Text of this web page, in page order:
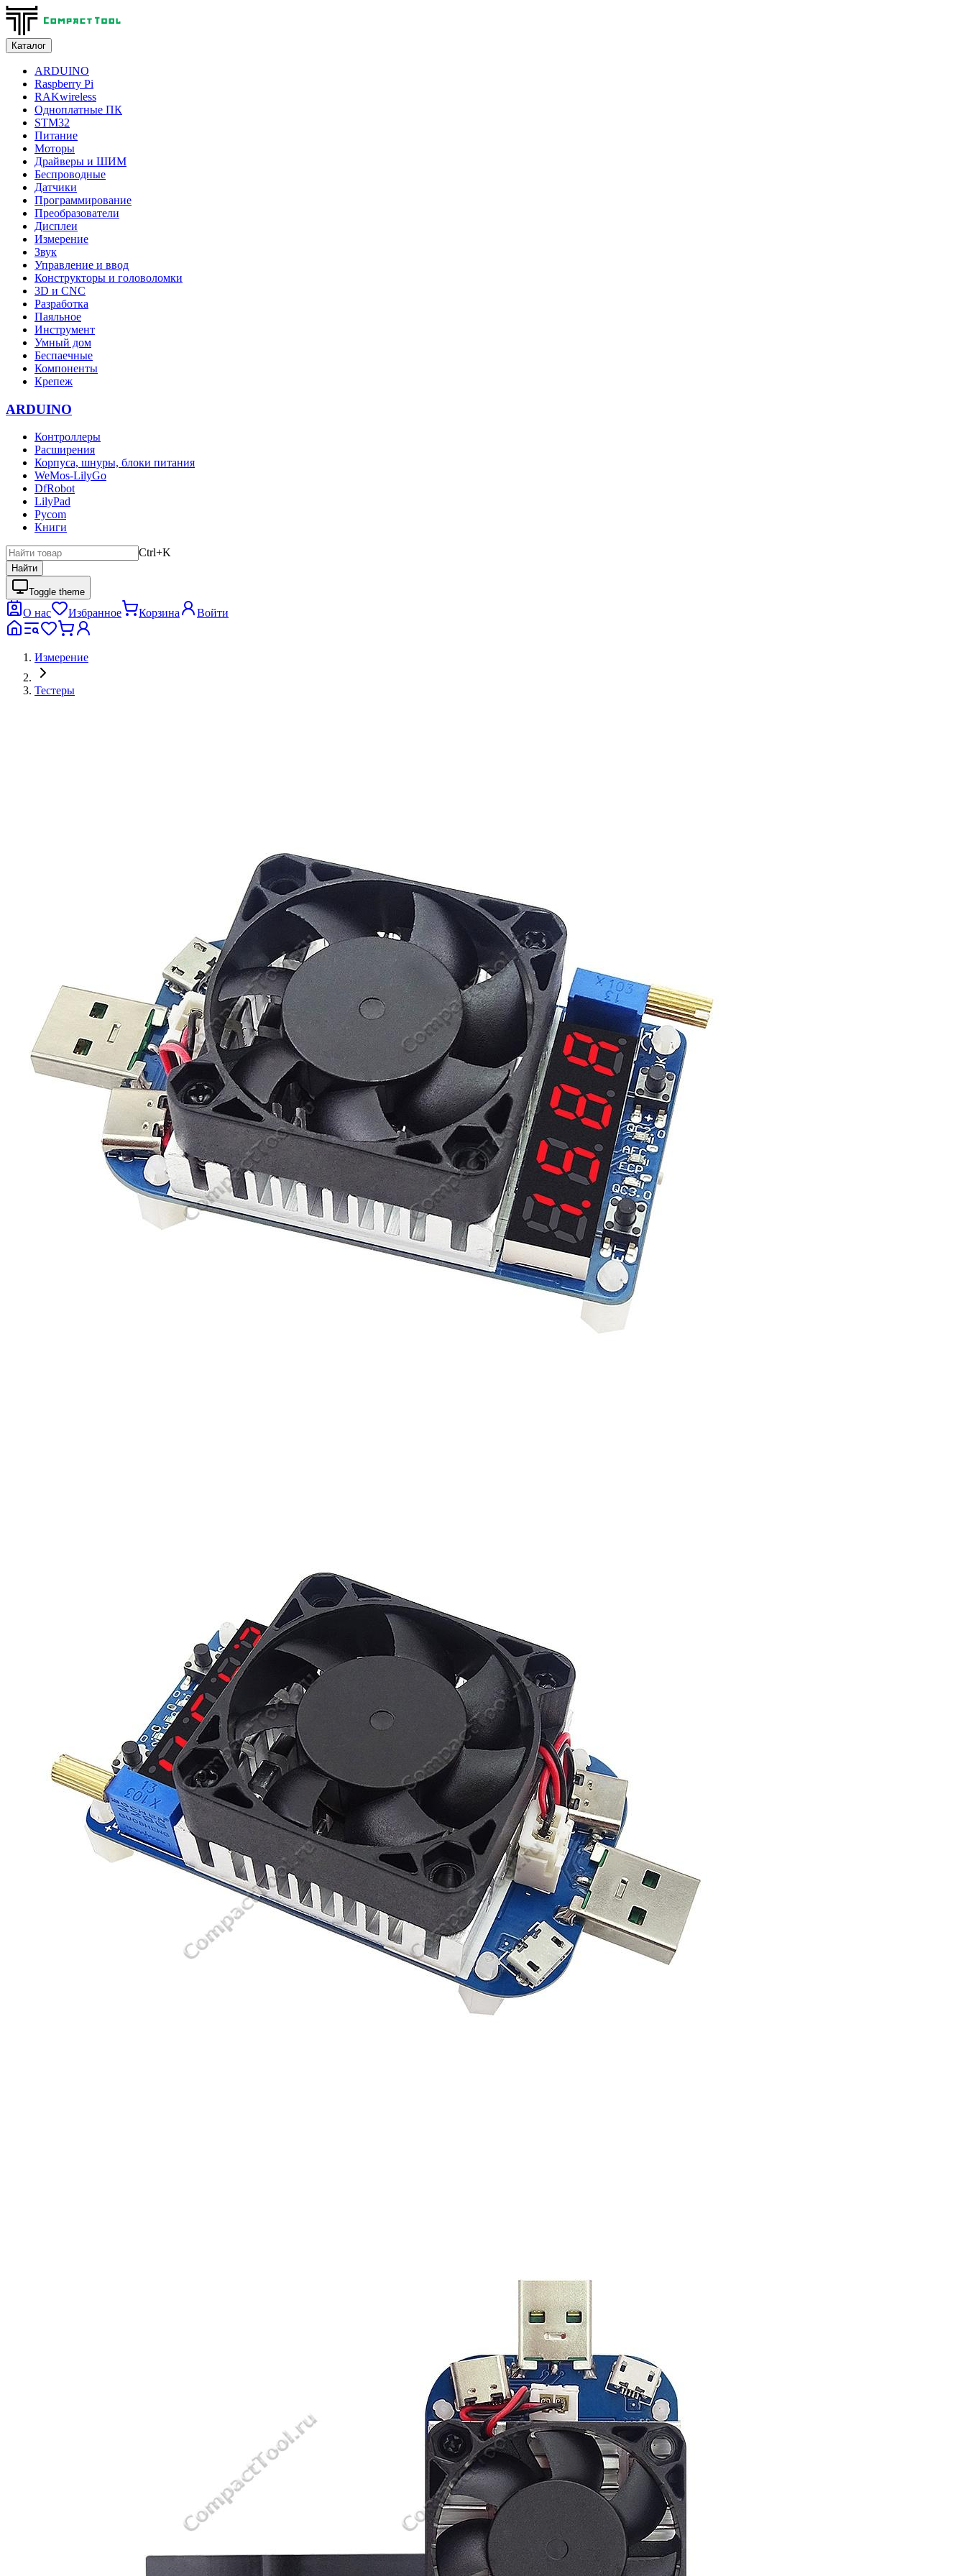
Каталог
ARDUINO
Raspberry Pi
RAKwireless
Одноплатные ПК
STM32
Питание
Моторы
Драйверы и ШИМ
Беспроводные
Датчики
Программирование
Преобразователи
Дисплеи
Измерение
Звук
Управление и ввод
Конструкторы и головоломки
3D и CNC
Разработка
Паяльное
Инструмент
Умный дом
Беспаечные
Компоненты
Крепеж
ARDUINO
Контроллеры
Расширения
Корпуса, шнуры, блоки питания
WeMos-LilyGo
DfRobot
LilyPad
Pycom
Книги
Ctrl+K
Найти
Toggle theme
О нас Избранное Корзина Войти
Измерение
Тестеры